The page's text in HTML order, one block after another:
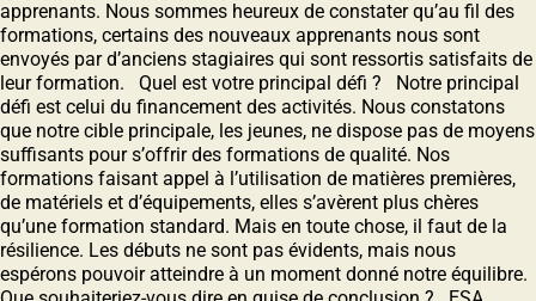
apprenants. Nous sommes heureux de constater quʼau fil des
formations, certains des nouveaux apprenants nous sont
envoyés par dʼanciens stagiaires qui sont ressortis satisfaits de
leur formation. Quel est votre principal défi ? Notre principal
défi est celui du financement des activités. Nous constatons
que notre cible principale, les jeunes, ne dispose pas de moyens
suffisants pour sʼoffrir des formations de qualité. Nos
formations faisant appel à lʼutilisation de matières premières,
de matériels et dʼéquipements, elles sʼavèrent plus chères
qu’une formation standard. Mais en toute chose, il faut de la
résilience. Les débuts ne sont pas évidents, mais nous
espérons pouvoir atteindre à un moment donné notre équilibre.